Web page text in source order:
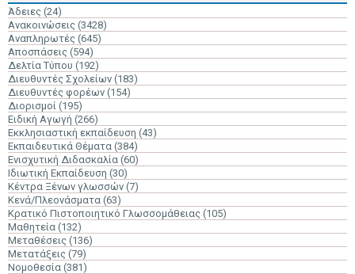
Άδειες (24)
Ανακοινώσεις (3428)
Αναπληρωτές (645)
Αποσπάσεις (594)
Δελτία Τύπου (192)
Διευθυντές Σχολείων (183)
Διευθυντές φορέων (154)
Διορισμοί (195)
Ειδική Αγωγή (266)
Εκκλησιαστική εκπαίδευση (43)
Εκπαιδευτικά Θέματα (384)
Ενισχυτική Διδασκαλία (60)
Ιδιωτική Εκπαίδευση (30)
Κέντρα Ξένων γλωσσών (7)
Κενά/Πλεονάσματα (63)
Κρατικό Πιστοποιητικό Γλωσσομάθειας (105)
Μαθητεία (132)
Μεταθέσεις (136)
Μετατάξεις (79)
Νομοθεσία (381)